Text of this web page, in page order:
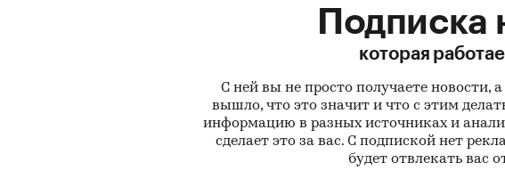
Франшизы
Экономика
Подписка
которая
С ней вы не просто получаете новости,
вышло, что это значит и что с этим
информацию в разных источниках и
сделает это за вас. С подпиской нет
будет отвлекать вас